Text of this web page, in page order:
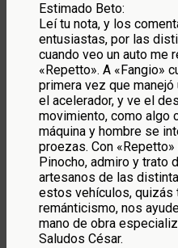
Estimado Beto:
Leí tu nota, y los
entusiastas, por las
cuando veo un auto me
«Repetto». A «Fangio»
primera vez que
el acelerador, y ve el
movimiento, como algo
máquina y hombre se
proezas. Con
Pinocho, admiro y trato
artesanos de las
estos vehículos, quizás
remánticismo, nos
mano de obra
Saludos César.